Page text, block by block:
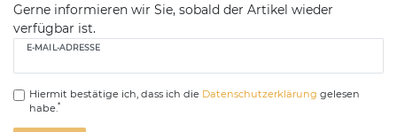
Gerne informieren wir Sie, sobald der Artikel wieder
verfügbar ist.
E-MAIL-ADRESSE
Hiermit bestätige ich, dass ich die Daten­schutz­erklärung gelesen
habe.*